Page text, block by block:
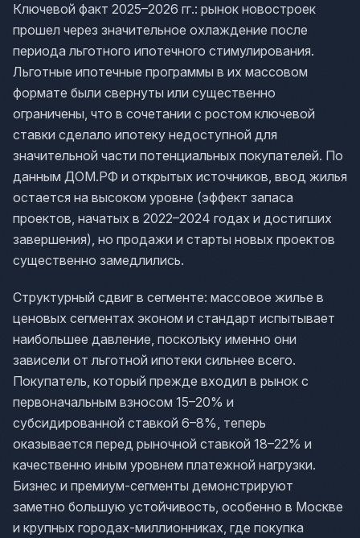
Ключевой факт 2025–2026 гг.: рынок новостроек
прошел через значительное охлаждение после
периода льготного ипотечного стимулирования.
Льготные ипотечные программы в их массовом
формате были свернуты или существенно
ограничены, что в сочетании с ростом ключевой
ставки сделало ипотеку недоступной для
значительной части потенциальных покупателей. По
данным ДОМ.РФ и открытых источников, ввод жилья
остается на высоком уровне (эффект запаса
проектов, начатых в 2022–2024 годах и достигших
завершения), но продажи и старты новых проектов
существенно замедлились.
Структурный сдвиг в сегменте: массовое жилье в
ценовых сегментах эконом и стандарт испытывает
наибольшее давление, поскольку именно они
зависели от льготной ипотеки сильнее всего.
Покупатель, который прежде входил в рынок с
первоначальным взносом 15–20% и
субсидированной ставкой 6–8%, теперь
оказывается перед рыночной ставкой 18–22% и
качественно иным уровнем платежной нагрузки.
Бизнес и премиум-сегменты демонстрируют
заметно большую устойчивость, особенно в Москве
и крупных городах-миллионниках, где покупка